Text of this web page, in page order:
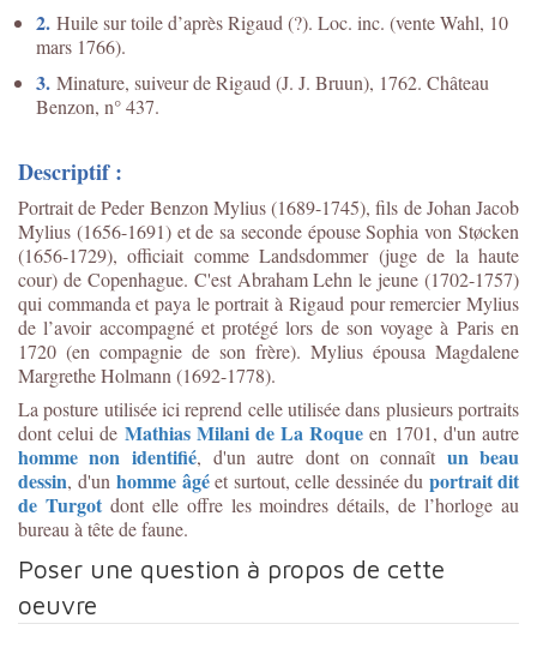
2. Huile sur toile d’après Rigaud (?). Loc. inc. (vente Wahl, 10
mars 1766).
3. Minature, suiveur de Rigaud (J. J. Bruun), 1762. Château
Benzon, n° 437.
Descriptif :
Portrait de Peder Benzon Mylius (1689-1745), fils de Johan Jacob
Mylius (1656-1691) et de sa seconde épouse Sophia von Støcken
(1656-1729), officiait comme Landsdommer (juge de la haute
cour) de Copenhague. C'est Abraham Lehn le jeune (1702-1757)
qui commanda et paya le portrait à Rigaud pour remercier Mylius
de l’avoir accompagné et protégé lors de son voyage à Paris en
1720 (en compagnie de son frère). Mylius épousa Magdalene
Margrethe Holmann (1692-1778).
La posture utilisée ici reprend celle utilisée dans plusieurs portraits
dont celui de Mathias Milani de La Roque en 1701, d'un autre
homme non identifié, d'un autre dont on connaît un beau
dessin, d'un homme âgéet surtout, celle dessinée du portrait dit
de Turgotdont elle offre les moindres détails, de l’horloge au
bureau à tête de faune.
Poser une question à propos de cette
oeuvre